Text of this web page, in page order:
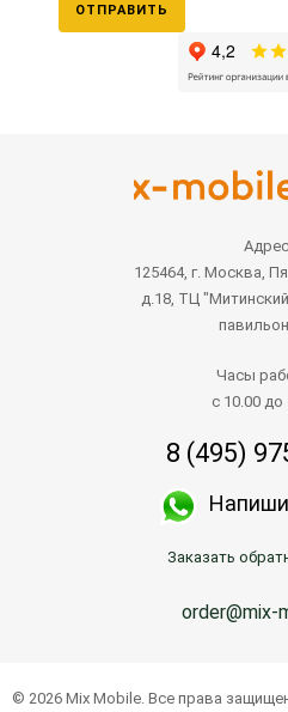
ОТПРАВИТЬ
125464, г. Москва,
д.18, ТЦ
Часы
с 10.00 до
8 (495)
Заказать
order@mix-
© 2026 Mix Mobile. Все права